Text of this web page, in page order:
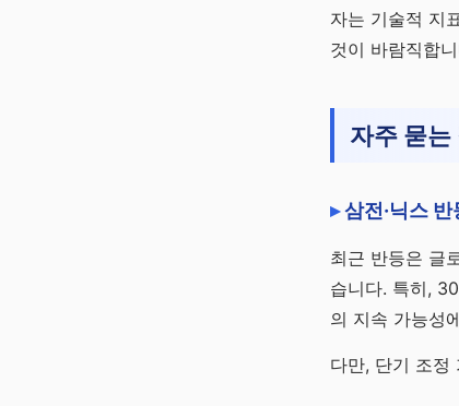
자는 기술적 지
것이 바람직합
자주 묻는
삼전·닉스
최근 반등은 글
습니다. 특히,
의 지속 가능성
다만, 단기 조정